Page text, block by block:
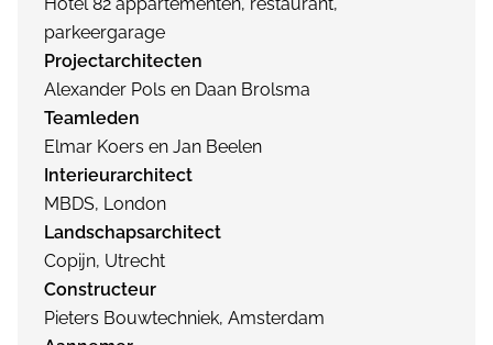
parkeergarage
Projectarchitecten
Alexander Pols en Daan Brolsma
Teamleden
Elmar Koers en Jan Beelen
Interieurarchitect
MBDS, London
Landschapsarchitect
Copijn, Utrecht
Constructeur
Pieters Bouwtechniek, Amsterdam